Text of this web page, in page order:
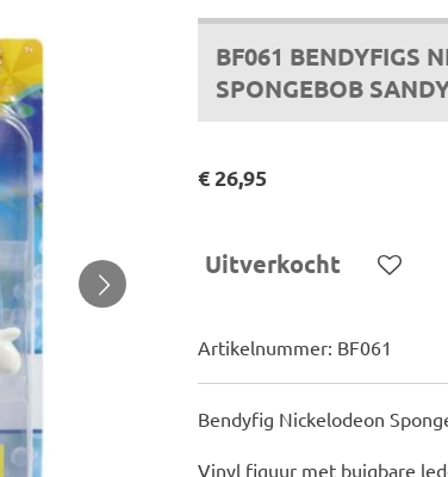
BF061 BENDYFIGS
SPONGEBOB
€ 26,95
Uitverkocht
Artikelnummer: BF061
Bendyfig Nickelodeon
Vinyl figuur met buigbare